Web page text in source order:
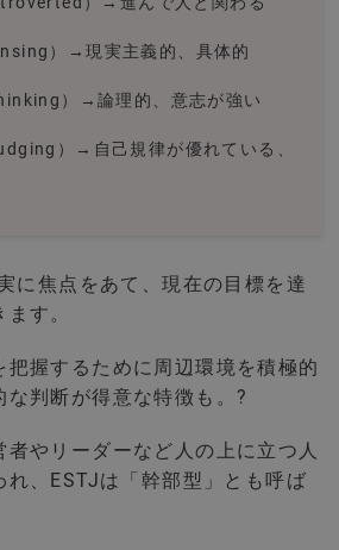
）→現実主義的、具体的
）→論理的、意志が強い
）→自己規律が優れている、
に焦点をあて、現在の目標を達
す。
把握するために周辺環境を積極的
な判断が得意な特徴も。?
者やリーダーなど人の上に立つ人
れ、ESTJは「幹部型」とも呼ば